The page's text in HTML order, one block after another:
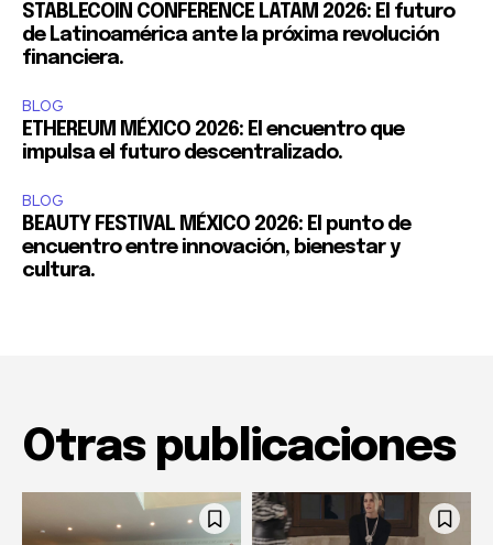
STABLECOIN CONFERENCE LATAM 2026: El futuro
de Latinoamérica ante la próxima revolución
financiera.
BLOG
ETHEREUM MÉXICO 2026: El encuentro que
impulsa el futuro descentralizado.
BLOG
BEAUTY FESTIVAL MÉXICO 2026: El punto de
encuentro entre innovación, bienestar y
cultura.
Otras publicaciones